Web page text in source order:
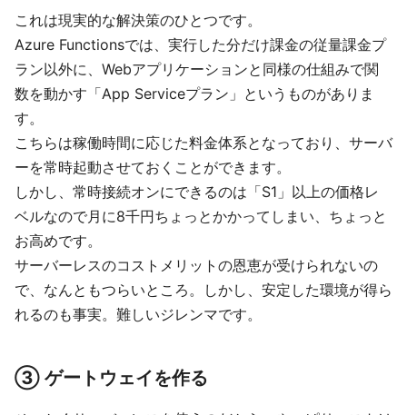
これは現実的な解決策のひとつです。
Azure Functionsでは、実行した分だけ課金の従量課金プ
ラン以外に、Webアプリケーションと同様の仕組みで関
数を動かす「App Serviceプラン」というものがありま
す。
こちらは稼働時間に応じた料金体系となっており、サーバ
ーを常時起動させておくことができます。
しかし、常時接続オンにできるのは「S1」以上の価格レ
ベルなので月に8千円ちょっとかかってしまい、ちょっと
お高めです。
サーバーレスのコストメリットの恩恵が受けられないの
で、なんともつらいところ。しかし、安定した環境が得ら
れるのも事実。難しいジレンマです。
③ ゲートウェイを作る